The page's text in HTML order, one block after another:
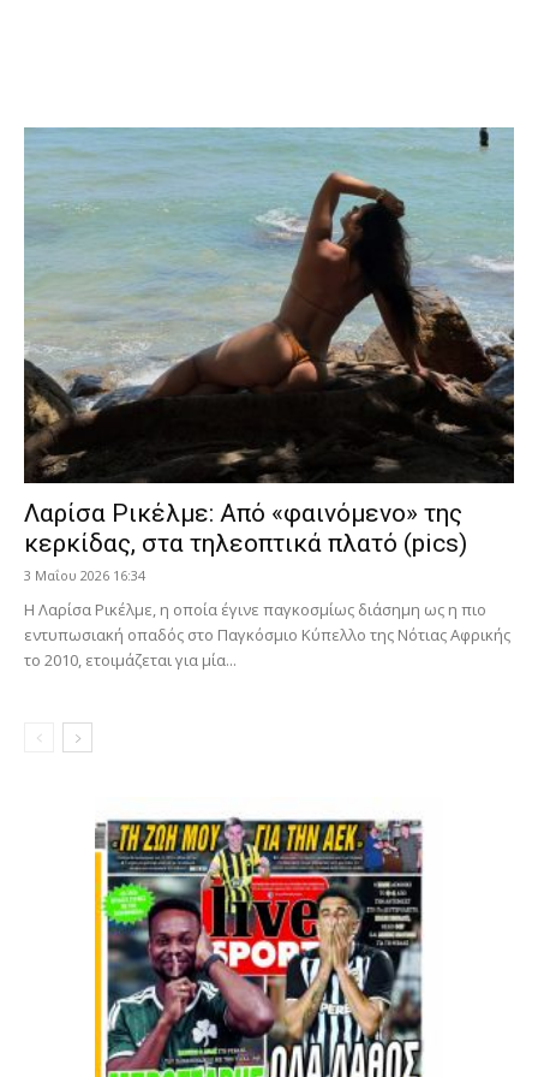
Λαρίσα Ρικέλμε: Από «φαινόμενο» της
κερκίδας, στα τηλεοπτικά πλατό (pics)
3 Μαΐου 2026 16:34
Η Λαρίσα Ρικέλμε, η οποία έγινε παγκοσμίως διάσημη ως η πιο
εντυπωσιακή οπαδός στο Παγκόσμιο Κύπελλο της Νότιας Αφρικής
το 2010, ετοιμάζεται για μία...